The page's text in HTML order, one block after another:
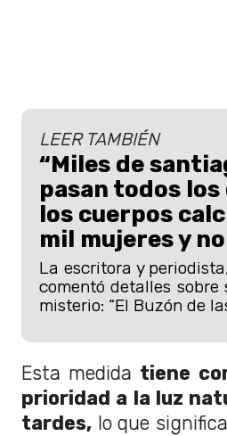
LEER TAMBIÉN
“Miles de
pasan todos
los cuerpos
mil mujeres y
La escritora y
comentó detalles
misterio: “El Buzón de
Esta medida tiene
prioridad a la luz
tardes, lo que